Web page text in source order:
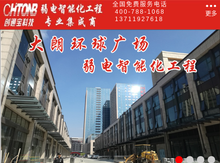
全国免费服务电话
400-788-1068
13711927618
更多